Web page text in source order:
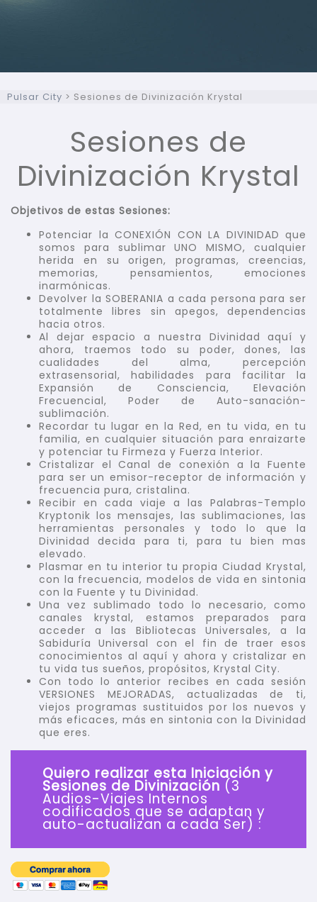
Pulsar City > Sesiones de Divinización Krystal
Sesiones de
Divinización Krystal
Objetivos de estas Sesiones:
Potenciar la CONEXIÓN CON LA DIVINIDAD que
somos para sublimar UNO MISMO, cualquier
herida en su origen, programas, creencias,
memorias, pensamientos, emociones
inarmónicas.
Devolver la SOBERANIA a cada persona para ser
totalmente libres sin apegos, dependencias
hacia otros.
Al dejar espacio a nuestra Divinidad aquí y
ahora, traemos todo su poder, dones, las
cualidades del alma, percepción
extrasensorial, habilidades para facilitar la
Expansión de Consciencia, Elevación
Frecuencial, Poder de Auto-sanación-
sublimación.
Recordar tu lugar en la Red, en tu vida, en tu
familia, en cualquier situación para enraizarte
y potenciar tu Firmeza y Fuerza Interior.
Cristalizar el Canal de conexión a la Fuente
para ser un emisor-receptor de información y
frecuencia pura, cristalina.
Recibir en cada viaje a las Palabras-Templo
Kryptonik los mensajes, las sublimaciones, las
herramientas personales y todo lo que la
Divinidad decida para ti, para tu bien mas
elevado.
Plasmar en tu interior tu propia Ciudad Krystal,
con la frecuencia, modelos de vida en sintonia
con la Fuente y tu Divinidad.
Una vez sublimado todo lo necesario, como
canales krystal, estamos preparados para
acceder a las Bibliotecas Universales, a la
Sabiduría Universal con el fin de traer esos
conocimientos al aquí y ahora y cristalizar en
tu vida tus sueños, propósitos, Krystal City.
Con todo lo anterior recibes en cada sesión
VERSIONES MEJORADAS, actualizadas de ti,
viejos programas sustituidos por los nuevos y
más eficaces, más en sintonia con la Divinidad
que eres.
Quiero realizar esta Iniciación y
Sesiones de Divinización (3
Audios-Viajes Internos
codificados que se adaptan y
auto-actualizan a cada Ser) :